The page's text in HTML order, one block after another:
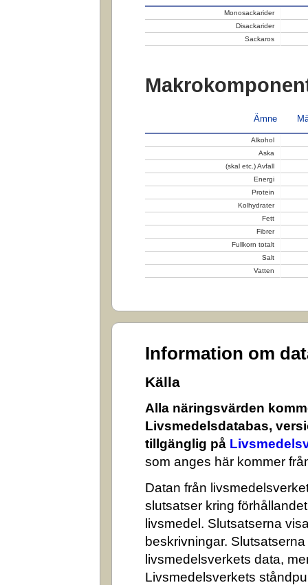
Monosackarider
Disackarider
Sackaros
Ämne
Alkohol
Aska
(skal etc.) Avfall
Energi
Protein
Kolhydrater
Fett
Fibrer
Fullkorn totalt
Salt
Vatten
Information om
Källa
Alla näringsvärden
Livsmedelsdatabas,
tillgänglig på
som anges här kommer
Datan från
slutsatser kring
livsmedel. Slutsatserna
beskrivningar.
livsmedelsverkets data,
Livsmedelsverkets